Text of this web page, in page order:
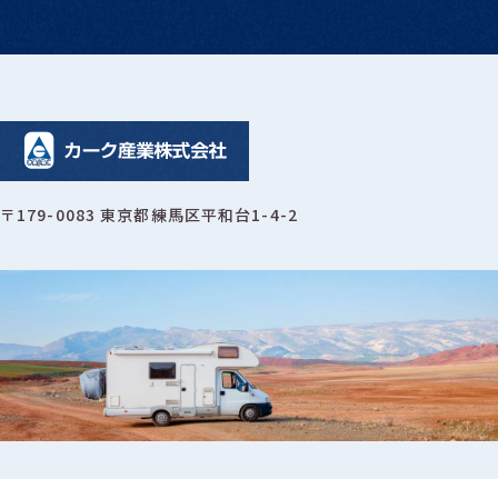
〒179-0083 東京都練馬区平和台1-4-2